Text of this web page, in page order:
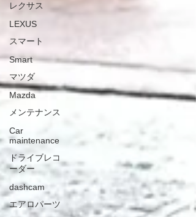
レクサス
LEXUS
スマート
Smart
マツダ
Mazda
メンテナンス
Car
maintenance
ドライブレコ
ーダー
dashcam
エアロパーツ